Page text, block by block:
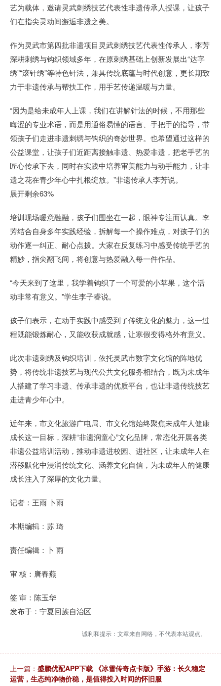
艺为载体，邀请灵武刺绣技艺代表性非遗传承人授课，让孩子
们在指尖灵动间邂逅非遗之美。
作为灵武市第四批非遗项目灵武刺绣技艺代表性传承人，李芳
深耕刺绣与钩织领域多年，在原刺绣基础上创新发展出“达字
绣”“滚针绣”等特色针法，兼具传统底蕴与时代创意，更长期致
力于非遗传承与帮扶工作，用手艺传递温暖与力量。
“因为是给未成年人上课，我们在讲解针法的时候，不用那些
晦涩的专业术语，而是用通俗易懂的语言、手把手的指导，带
领孩子们走进非遗刺绣与钩织的奇妙世界。也希望通过这样的
公益课堂，让孩子们近距离接触非遗、热爱非遗，把老手艺的
匠心传承下去，同时在实践中培养审美能力与动手能力，让非
遗之花在青少年心中扎根绽放。”非遗传承人李芳说。
展开剩余63%
培训现场暖意融融，孩子们围坐在一起，眼神专注而认真。李
芳结合自身多年实践经验，拆解每一个操作难点，对孩子们的
动作逐一纠正、耐心点拨。大家在反复练习中感受传统手艺的
精妙，指尖翻飞间，将创意与热爱融入每一件作品。
“今天来到了这里，我学着钩织了一个可爱的小苹果，这个活
动非常有意义。”学生李子睿说。
孩子们表示，在动手实践中感受到了传统文化的魅力，这一过
程既能锻炼耐心，又能收获成就感，让寒假变得格外有意义。
此次非遗刺绣及钩织培训，依托灵武市数字文化馆的阵地优
势，将传统非遗技艺与现代公共文化服务相结合，既为未成年
人搭建了学习非遗、传承非遗的优质平台，也让非遗传统技艺
走进青少年心中。
近年来，市文化旅游广电局、市文化馆始终聚焦未成年人健康
成长这一目标，深耕“非遗润童心”文化品牌，常态化开展各类
非遗公益培训活动，推动非遗进校园、进社区，让未成年人在
潜移默化中浸润传统文化、涵养文化自信，为未成年人的健康
成长注入了深厚的文化力量。
记者：王雨 卜雨
本期编辑：苏 琦
责任编辑：卜 雨
审 核：唐春燕
签 审：陈玉华
发布于：宁夏回族自治区
诚利和提示：文章来自网络，不代表本站观点。
上一篇： 盛鹏优配APP下载 《冰雪传奇点卡版》手游：长久稳定
运营，生态纯净物价稳，是值得投入时间的怀旧服